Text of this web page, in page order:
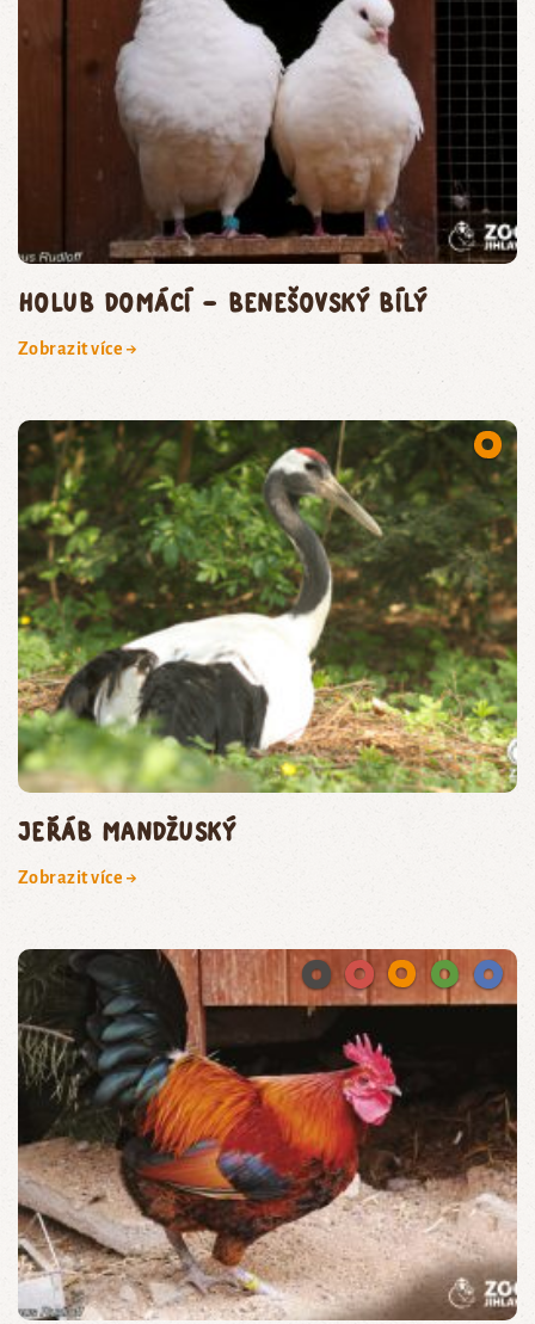
holub domácí – benešovský bílý
Zobrazit více →
jeřáb mandžuský
Zobrazit více →